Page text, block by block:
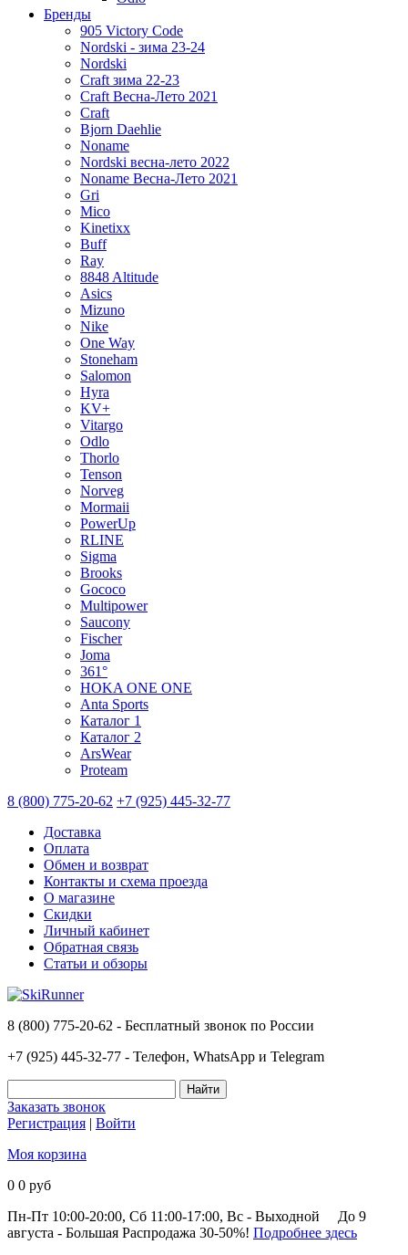
Бренды
905 Victory Code
Nordski - зима 23-24
Nordski
Craft зима 22-23
Craft Весна-Лето 2021
Craft
Bjorn Daehlie
Noname
Nordski весна-лето 2022
Noname Весна-Лето 2021
Gri
Mico
Kinetixx
Buff
Ray
8848 Altitude
Asics
Mizuno
Nike
One Way
Stoneham
Salomon
Hyra
KV+
Vitargo
Odlo
Thorlo
Tenson
Norveg
Mormaii
PowerUp
RLINE
Sigma
Brooks
Gococo
Multipower
Saucony
Fischer
Joma
361°
HOKA ONE ONE
Anta Sports
Каталог 1
Каталог 2
ArsWear
Proteam
8 (800) 775-20-62 +7 (925) 445-32-77
Доставка
Оплата
Обмен и возврат
Контакты и схема проезда
О магазине
Скидки
Личный кабинет
Обратная связь
Статьи и обзоры
8 (800) 775-20-62 - Бесплатный звонок по России
+7 (925) 445-32-77 - Телефон, WhatsApp и Telegram
Заказать звонок
Регистрация | Войти
Моя корзина
0 0 руб
Пн-Пт 10:00-20:00, Сб 11:00-17:00, Вс - Выходной
До 9
августа - Большая Распродажа 30-50%! Подробнее здесь